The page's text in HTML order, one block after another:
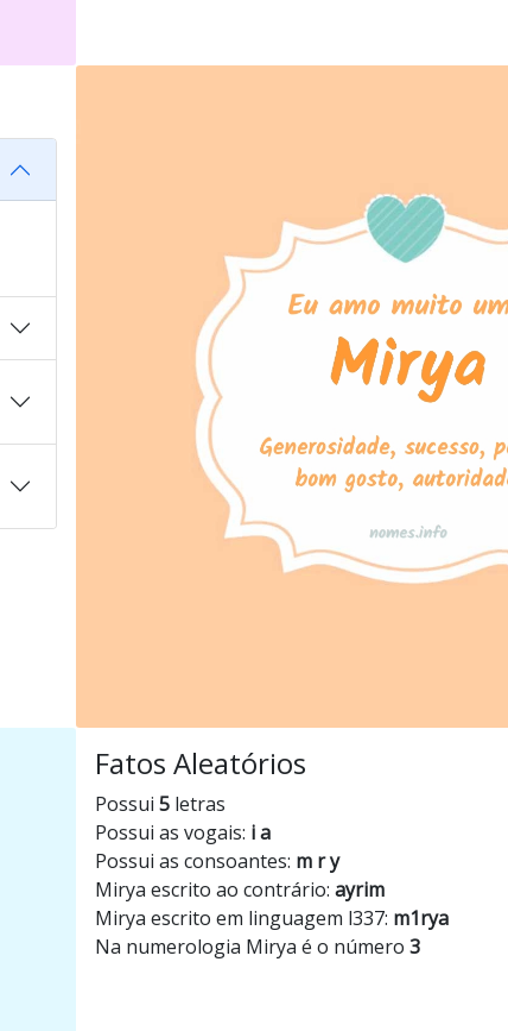
Fatos Aleatórios
Possui 5 letras
Possui as vogais: i a
Possui as consoantes: m r y
Mirya escrito ao contrário: ayrim
Mirya escrito em linguagem l337: m1rya
Na numerologia Mirya é o número 3